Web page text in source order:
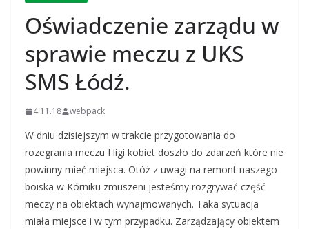
Oświadczenie zarządu w
sprawie meczu z UKS
SMS Łódź.
4.11.18 webpack
W dniu dzisiejszym w trakcie przygotowania do
rozegrania meczu I ligi kobiet doszło do zdarzeń które nie
powinny mieć miejsca. Otóż z uwagi na remont naszego
boiska w Kórniku zmuszeni jesteśmy rozgrywać część
meczy na obiektach wynajmowanych. Taka sytuacja
miała miejsce i w tym przypadku. Zarządzający obiektem